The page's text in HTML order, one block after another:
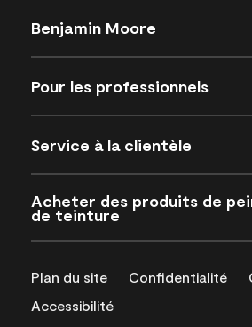
Benjamin Moore
Pour les professionnels
Service à la clientèle
Acheter des produits de
de teinture
Plan du site Confidentialité
Accessibilité